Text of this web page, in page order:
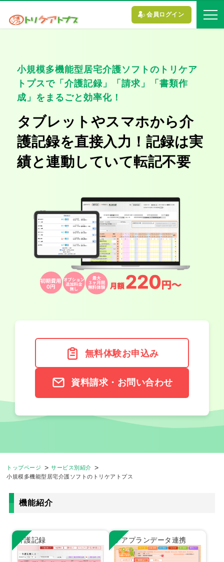
会員ログイン
小規模多機能型居宅介護ソフトのトリケア
トプスで「介護記録」「請求」「書類作
成」をまるごと効率化！
タブレットやスマホから介
護記録を直接入力！記録は実
績と連動していて転記不要
無料体験お申込み
資料請求・お問い合わせ
トップページ
サービス別紹介
小規模多機能型居宅介護ソフトのトリケアトプス
機能紹介
介護記録 ケアプランデータ連携